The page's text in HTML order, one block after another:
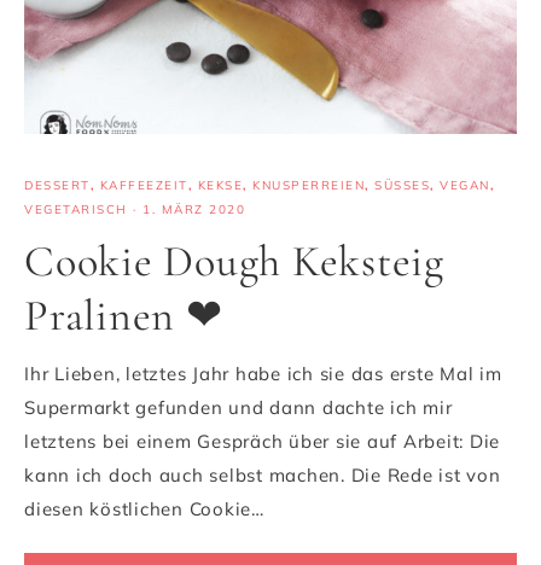
DESSERT, KAFFEEZEIT, KEKSE, KNUSPERREIEN, SÜSSES , VEGAN,
VEGETARISCH · 1. MÄRZ 2020
Cookie Dough Keksteig
Pralinen ❤
Ihr Lieben, letztes Jahr habe ich sie das erste Mal im
Supermarkt gefunden und dann dachte ich mir
letztens bei einem Gespräch über sie auf Arbeit: Die
kann ich doch auch selbst machen. Die Rede ist von
diesen köstlichen Cookie…